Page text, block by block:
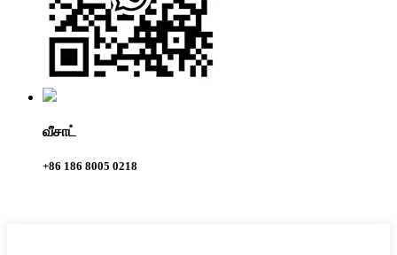
வீசாட்
+86 186 8005 0218